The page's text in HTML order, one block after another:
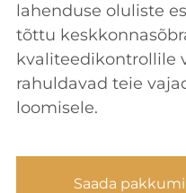
lahenduse oluliste
tõttu
kvaliteedikontrollile
rahuldavad teie
loomisele.
Saada